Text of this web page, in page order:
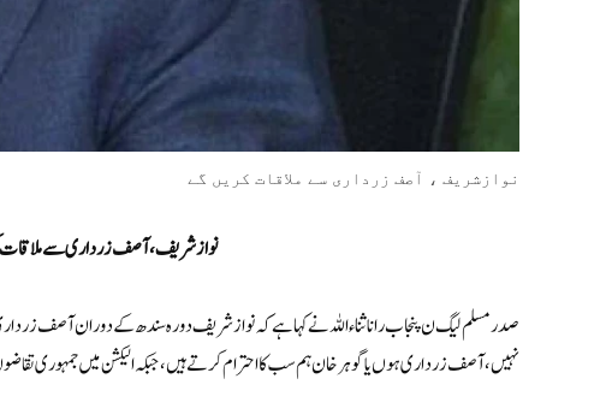
نوازشریف ، آصف زرداری سے ملاقات کریں گے
نوازشریف ، آصف زرداری سے ملاقات
صدر مسلم لیگ ن پنجاب رانا ثناء اللہ نے کہا ہے کہ نوازشریف دورہ سندھ کے دوران آصف
نہیں، آصف زرداری ہوں یا گوہر خان ہم سب کا احترام کرتے ہیں، جبکہ الیکشن میں جمہوری